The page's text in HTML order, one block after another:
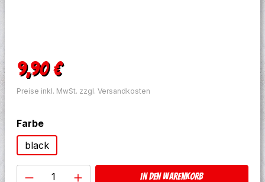
Regulärer Preis:
9,90 €
Preise inkl. MwSt. zzgl. Versandkosten
Farbeauswählen
black
Produkt Anzahl: Gib den
In den Warenkorb